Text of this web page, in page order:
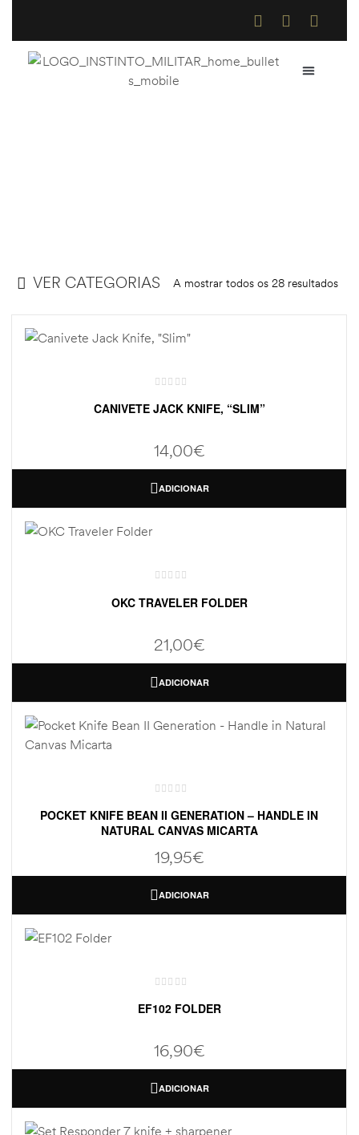
VER CATEGORIAS A mostrar todos os 28 resultados
CANIVETE JACK KNIFE, “SLIM”
14,00€
ADICIONAR
OKC TRAVELER FOLDER
21,00€
ADICIONAR
POCKET KNIFE BEAN II GENERATION – HANDLE IN
NATURAL CANVAS MICARTA
19,95€
ADICIONAR
EF102 FOLDER
16,90€
ADICIONAR